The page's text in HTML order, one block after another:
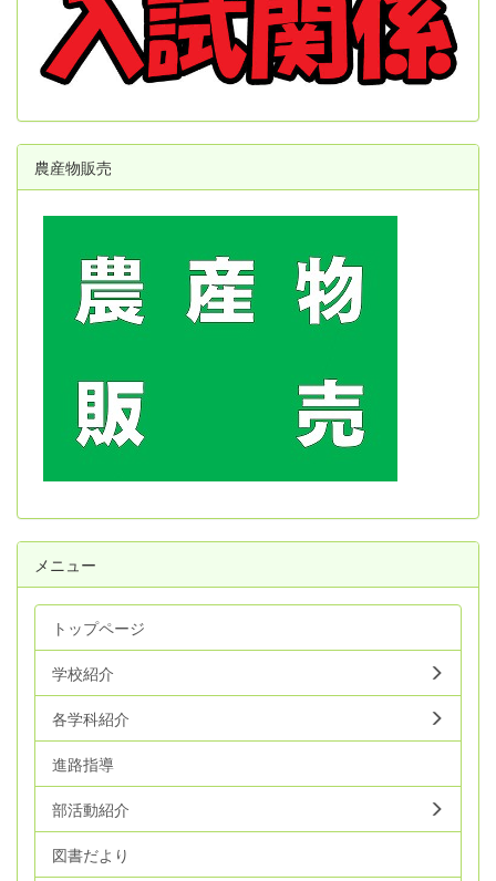
農産物販売
メニュー
トップページ
学校紹介
各学科紹介
進路指導
部活動紹介
図書だより